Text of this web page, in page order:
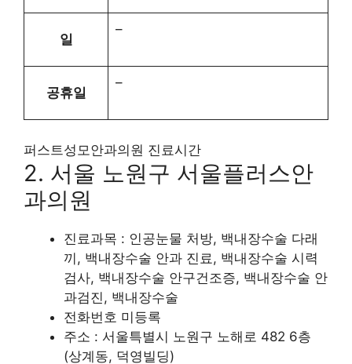
일
–
공휴일
–
퍼스트성모안과의원 진료시간
2. 서울 노원구 서울플러스안
과의원
진료과목 : 인공눈물 처방, 백내장수술 다래
끼, 백내장수술 안과 진료, 백내장수술 시력
검사, 백내장수술 안구건조증, 백내장수술 안
과검진, 백내장수술
전화번호 미등록
주소 : 서울특별시 노원구 노해로 482 6층
(상계동, 덕영빌딩)